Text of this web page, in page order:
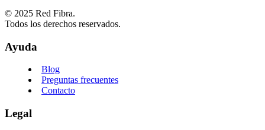
© 2025 Red Fibra.
Todos los derechos reservados.
Ayuda
Blog
Preguntas frecuentes
Contacto
Legal